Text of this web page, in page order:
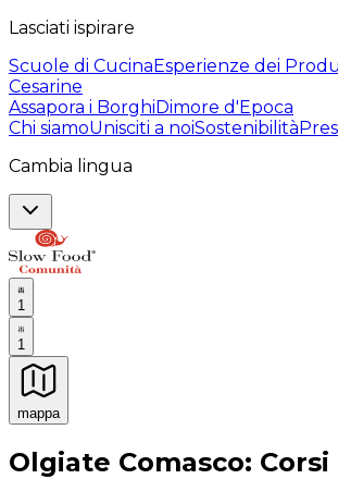
Lasciati ispirare
Scuole di CucinaEsperienze dei
Cesarine
Assapora i BorghiDimore d'Epoca
Chi siamoUnisciti a noiSostenibilità
Cambia lingua
1
1
mappa
Esperienze culinarie indimenticabili:
Olgiate Comasco: